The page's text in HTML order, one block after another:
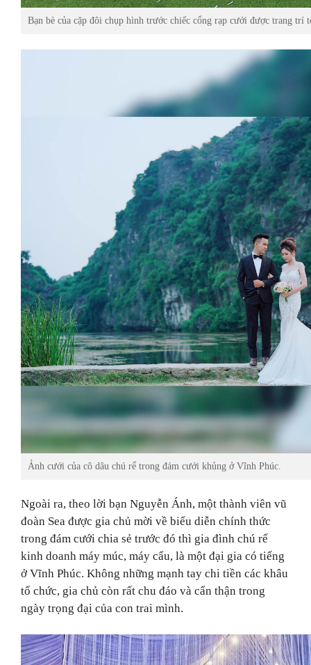
Bạn bè của cặp đôi chụp hình trước chiếc cổng rạp cưới được trang trí
Ảnh cưới của cô dâu chú rể trong đám cưới khủng ở Vĩnh Phúc.
Ngoài ra, theo lời bạn Nguyễn Ánh, một thành viên vũ
đoàn Sea được gia chủ mời về biểu diễn chính thức
trong đám cưới chia sẻ trước đó thì gia đình chú rể
kinh doanh máy múc, máy cẩu, là một đại gia có tiếng
ở Vĩnh Phúc. Không những mạnh tay chi tiền các khâu
tổ chức, gia chủ còn rất chu đáo và cẩn thận trong
ngày trọng đại của con trai mình.